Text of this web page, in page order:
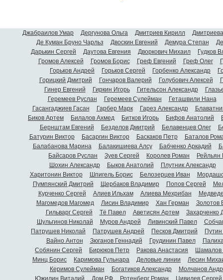
Джабраилов Умар Дергунова Ольга Дмитриев Кирилл
Де Куман Бруно Чарльз
Двоскин Евгений Демура Степан
Дарькин Сергей
Даутова Евгения Дворкович Михаил
Гудков
Громов Алексей
Громов Борис Греф Евгений Греф Олег
Горьков Андрей
Горьков Сергей Горбенко Александр
Горицкий Дмитрий
Гончаров Валерий Голубович Алексей
Гинер Евгений
Гиркин Игорь Гительсон Александр
Геремеев Руслан
Геремеев Сулейман
Геташвили Нана
Гасангаджиев Гасан
Гарбер Марк Гарез Александр
Биков Артем
Билалов Ахмед Битков Игорь Бифов Анатолий
Бернштам Евгений
Безделов Дмитрий Белавенцев Олег
Батурин Виктор
Басаргин Виктор Баскаков Петр
Баталов
Балабанова Марина
Балакишиева Алсу Бабченко Аркадий
Байсаров Руслан
Зуев Сергей Королев Роман
Шохин Александр
Быков Анатолий Плутник Александр
Харитонин Виктор
Шпигель Борис Белозерцев Иван
Пумпянский Дмитрий
Щербаков Владимир Попов Сергей
Курченко Сергей
Алиев Ильхам Алиева Мехрибан
Магомедов Магомед
Лисин Владимир Хан Герман
Золотов
Гильварг Сергей
Тё Павел Аветисян Артем
Захарченко
Шульгинов Николай
Муров Андрей Ливинский Павел
Патрушев Николай
Патрушев Андрей Песков Дмитрий
Вайно Антон
Зюганов Геннадий Грудинин Павел
Собянин Сергей
Бирюков Петр Ракова Анастасия
Шамалов
Минц Борис
Каримова Гульнара Деловые линии
Лесин
Керимов Сулейман
Богатиков Александр
Молчанов
Южилин Виталий
Дом.РФ Ротенберг Роман
Цивилев Сергей